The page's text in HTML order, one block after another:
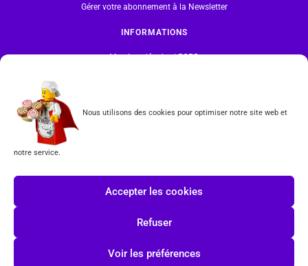
Nous utilisons des cookies pour optimiser notre site web et
notre service.
Accepter les cookies
Refuser
Voir les préférences
Gérer votre abonnement à la Newsletter
INFORMATIONS
Mentions légales | RGPD
Tous les produits vendus sur ce site sont fabriqués par LEGO exclusivement. LEGO® est une
en restent les propriétaires. Tous droits réservés.